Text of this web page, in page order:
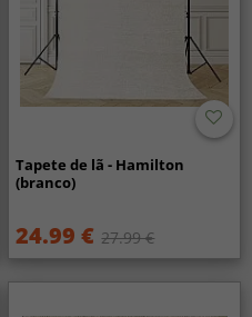
Tapete de lã - Hamilton
(branco)
24.99 € 27.99 €